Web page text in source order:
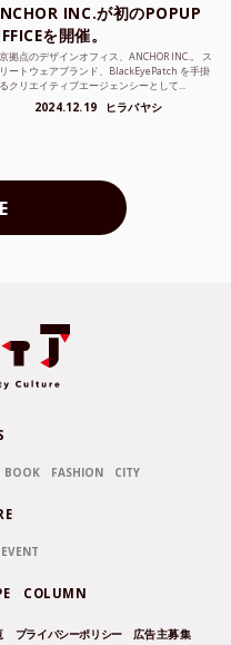
INC.が初のPOPUP
を開催。
拠点のデザインオフィス、ANCHOR INC.。 ス
リートウェアブランド、BlackEyePatch を手掛
クリエイティブエージェンシーとして...
2024.12.19 ヒラバヤシ
BOOK FASHION CITY
EVENT
COLUMN
プライバシーポリシー 広告主募集